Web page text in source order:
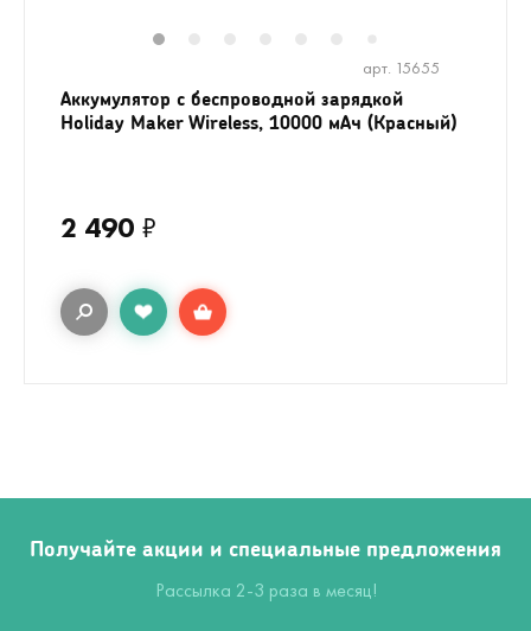
арт. 15655
Аккумулятор с беспроводной зарядкой
Holiday Maker Wireless, 10000 мАч (Красный)
2 490 ₽
Получайте акции и специальные предложения
Рассылка 2-3 раза в месяц!